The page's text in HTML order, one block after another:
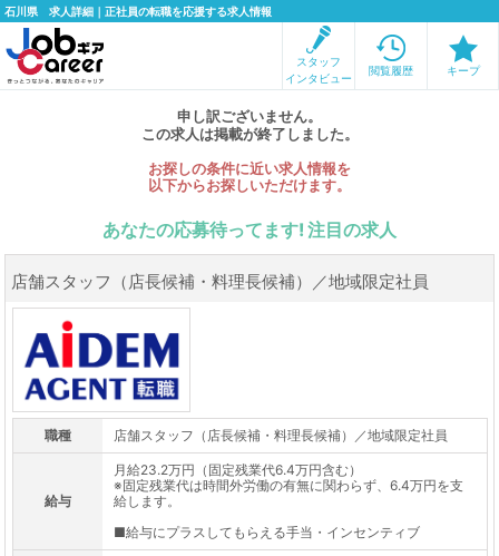
石川県 求人詳細｜正社員の転職を応援する求人情報
スタッフ
インタビュー
閲覧履歴 キープ
申し訳ございません。
この求人は掲載が終了しました。
お探しの条件に近い求人情報を
以下からお探しいただけます。
あなたの応募待ってます! 注目の求人
店舗スタッフ（店長候補・料理長候補）／地域限定社員
職種 店舗スタッフ（店長候補・料理長候補）／地域限定社員
給与
月給23.2万円（固定残業代6.4万円含む）
※固定残業代は時間外労働の有無に関わらず、6.4万円を支
給します。
■給与にプラスしてもらえる手当・インセンティブ